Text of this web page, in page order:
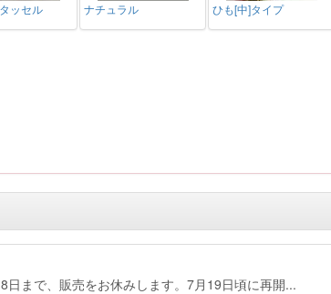
ッセル ナチュラル ひも[中]タイプ
まで、販売をお休みします。7月19日頃に再開...